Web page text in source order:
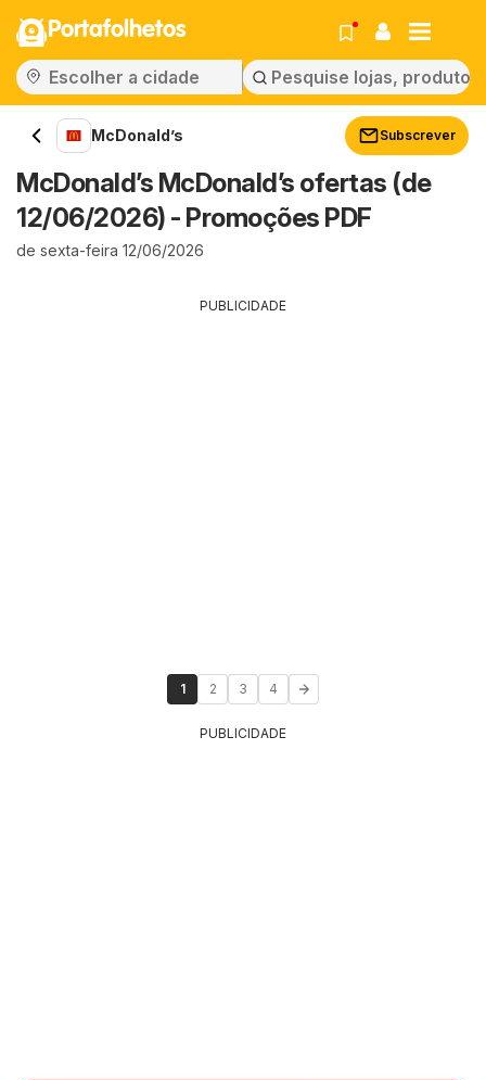
Portafolhetos
McDonald’s Subscrever
McDonald’s McDonald’s ofertas (de
12/06/2026) - Promoções PDF
de sexta-feira 12/06/2026
PUBLICIDADE
1 2 3 4
PUBLICIDADE